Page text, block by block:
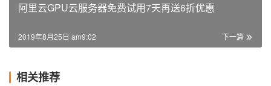
阿里云GPU云服务器免费试用7天再送6折优惠
下一篇
2019年8月25日 am9:02
相关推荐